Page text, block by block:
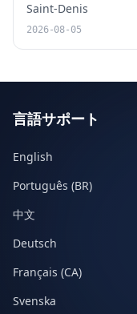
Saint-Denis
2026-08-05
言語サポート
English
Português (BR)
中文
Deutsch
Français (CA)
Svenska